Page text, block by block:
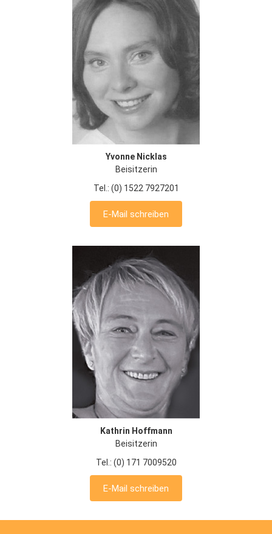
Yvonne Nicklas
Beisitzerin
Tel.: (0) 1522 7927201
E-Mail schreiben
Kathrin Hoffmann
Beisitzerin
Tel.: (0) 171 7009520
E-Mail schreiben